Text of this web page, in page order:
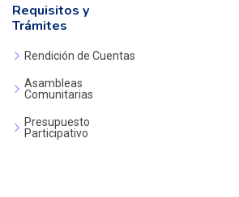
Requisitos y
Trámites
Rendición de Cuentas
Asambleas
Comunitarias
Presupuesto
Participativo